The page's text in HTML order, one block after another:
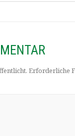
Erforderliche